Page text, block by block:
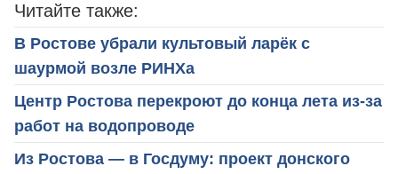
Читайте также:
В Ростове убрали культовый ларёк с
шаурмой возле РИНХа
Центр Ростова перекроют до конца лета из-за
работ на водопроводе
Из Ростова — в Госдуму: проект донского